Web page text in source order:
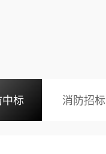
标 消防招标